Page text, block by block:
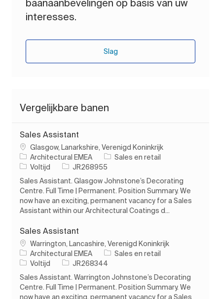
baanaanbevelingen op basis van uw
interesses.
Slag
Vergelijkbare banen
Sales Assistant
PlaatsGlasgow, Lanarkshire, Verenigd Koninkrijk
Architectural EMEA
Categorie
Sales en retail
Soort baan
Voltijd Taak-ID
JR268955
Sales Assistant. Glasgow Johnstone’s Decorating
Centre. Full Time | Permanent. Position Summary. We
now have an exciting, permanent vacancy for a Sales
Assistant within our Architectural Coatings d...
Sales Assistant
PlaatsWarrington, Lancashire, Verenigd Koninkrijk
Architectural EMEA
Categorie
Sales en retail
Soort baan
Voltijd Taak-ID
JR268344
Sales Assistant. Warrington Johnstone’s Decorating
Centre. Full Time | Permanent. Position Summary. We
now have an exciting, permanent vacancy for a Sales